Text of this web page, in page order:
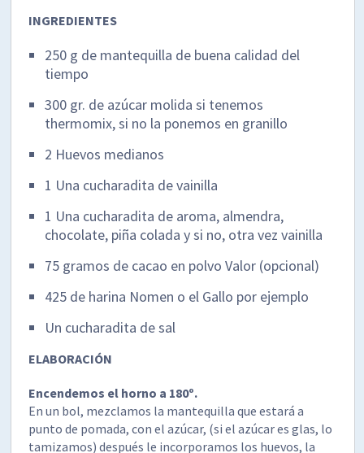
INGREDIENTES
250 g de mantequilla de buena calidad del
tiempo
300 gr. de azúcar molida si tenemos
thermomix, si no la ponemos en granillo
2 Huevos medianos
1 Una cucharadita de vainilla
1 Una cucharadita de aroma, almendra,
chocolate, piña colada y si no, otra vez vainilla
75 gramos de cacao en polvo Valor (opcional)
425 de harina Nomen o el Gallo por ejemplo
Un cucharadita de sal
ELABORACIÓN
Encendemos el horno a 180º.
En un bol, mezclamos la mantequilla que estará a
punto de pomada, con el azúcar, (si el azúcar es glas, lo
tamizamos) después le incorporamos los huevos, la